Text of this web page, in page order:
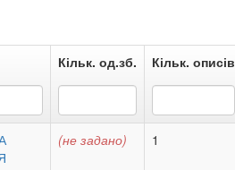
Кільк. од.зб. Кільк. описів
(не задано) 1